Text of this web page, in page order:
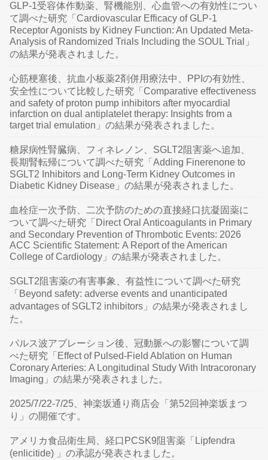
GLP-1受容体作動薬、腎機能別、心血管への有効性につい
て調べた研究「Cardiovascular Efficacy of GLP-1
Receptor Agonists by Kidney Function: An Updated Meta-
Analysis of Randomized Trials Including the SOUL Trial」
の結果が発表されました。
心筋梗塞後、抗血小板薬2剤併用療法中、PPIの有効性、
安全性について比較した研究「Comparative effectiveness
and safety of proton pump inhibitors after myocardial
infarction on dual antiplatelet therapy: Insights from a
target trial emulation」の結果が発表されました。
糖尿病性腎臓病、フィネレノン、SGLT2阻害薬へ追加、
長期腎転帰について調べた研究「Adding Finerenone to
SGLT2 Inhibitors and Long-Term Kidney Outcomes in
Diabetic Kidney Disease」の結果が発表されました。
血栓症一次予防、二次予防のための直接経口抗凝固薬に
ついて調べた研究「Direct Oral Anticoagulants in Primary
and Secondary Prevention of Thrombotic Events: 2026
ACC Scientific Statement: A Report of the American
College of Cardiology」の結果が発表されました。
SGLT2阻害薬の有害事象、有益性について調べた研究
「Beyond safety: adverse events and unanticipated
advantages of SGLT2 inhibitors」の結果が発表されまし
た。
パルス波アブレーション後、冠動脈への影響について調
べた研究「Effect of Pulsed-Field Ablation on Human
Coronary Arteries: A Longitudinal Study With Intracoronary
Imaging」の結果が発表されました。
2025/7/22-7/25、神楽坂通り商店会「第52回神楽坂まつ
り」の開催です。
アメリカ食品衛生局、経口PCSK9阻害薬「Lipfendra
(enlicitide) 」の承認が発表されました。